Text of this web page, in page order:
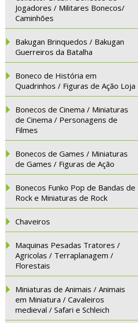
Jogadores / Militares Bonecos/
Caminhões
Bakugan Brinquedos / Bakugan
Guerreiros da Batalha
Boneco de História em
Quadrinhos / Figuras de Ação Loja
Bonecos de Cinema / Miniaturas
de Cinema / Personagens de
Filmes
Bonecos de Games / Miniaturas
de Games / Figuras de Ação
Bonecos Funko Pop de Bandas de
Rock e Miniaturas de Rock
Chaveiros
Maquinas Pesadas Tratores /
Agricolas / Terraplanagem /
Florestais
Miniaturas de Animais / Animais
em Miniatura / Cavaleiros
medieval / Safari e Schleich